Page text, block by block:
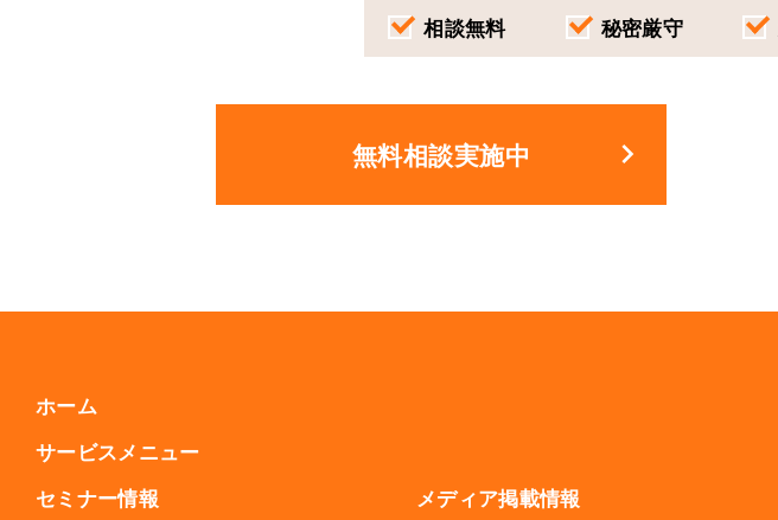
相談無料 秘密厳守
無料相談実施中 keyboard_arrow_right
ホーム
サービスメニュー
セミナー情報
メディア掲載情報